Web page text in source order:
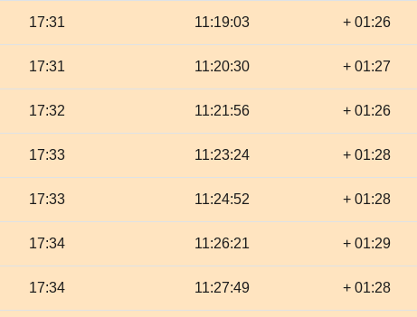
17:31 11:19:03 + 01:26
17:31 11:20:30 + 01:27
17:32 11:21:56 + 01:26
17:33 11:23:24 + 01:28
17:33 11:24:52 + 01:28
17:34 11:26:21 + 01:29
17:34 11:27:49 + 01:28